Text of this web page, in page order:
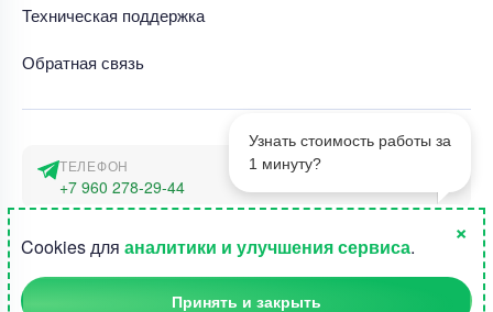
1
Узнать стоимость работы за
1 минуту?
Техническая поддержка
Обратная связь
ТЕЛЕФОН
+7 960 278-29-44
г. Москва, наб. Тараса Шевченко 23а
Cookies для аналитики и улучшения сервиса.
×
Принять и закрыть